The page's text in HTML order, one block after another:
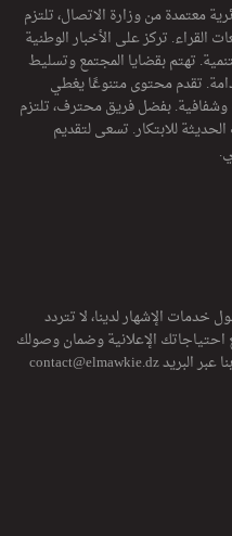
معتمدة من وزارة الاتصال، تلتزم
تركز على الأخبار الوطنية
تهتم بقضايا المجتمع وتسليط
تقدم محتوى متنوعًا يغطي
وشفافية. بفضل فريق محترف، تلتزم
للابتكار. تسعى لتقديم
الإشهار لدينا، لا تتردد
احتياجاتك الإعلانية وضمان وصولك
عبر البريدcontact@elmawkie.dz